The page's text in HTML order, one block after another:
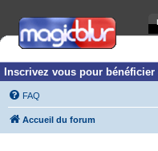
Inscrivez vous pour
FAQ
Accueil du forum